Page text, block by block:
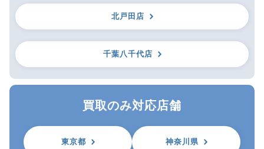
北戸田店
千葉八千代店
買取のみ対応店舗
東京都 神奈川県